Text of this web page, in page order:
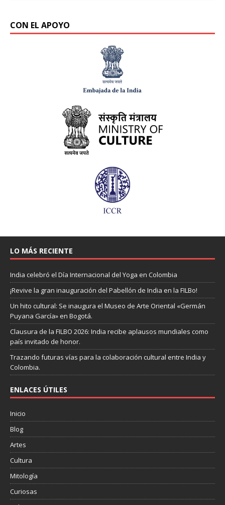
CON EL APOYO
LO MÁS RECIENTE
India celebró el Día Internacional del Yoga en Colombia
¡Revive la gran inauguración del Pabellón de India en la FILBo!
Un hito cultural: Se inaugura el Museo de Arte Oriental «Germán
Puyana García» en Bogotá.
Clausura de la FILBO 2026: India recibe aplausos mundiales como
país invitado de honor.
Trazando futuras vías para la colaboración cultural entre India y
Colombia.
ENLACES ÚTILES
Inicio
Blog
Artes
Cultura
Mitología
Curiosas